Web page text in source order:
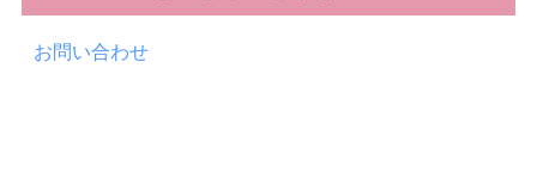
お問い合わせ